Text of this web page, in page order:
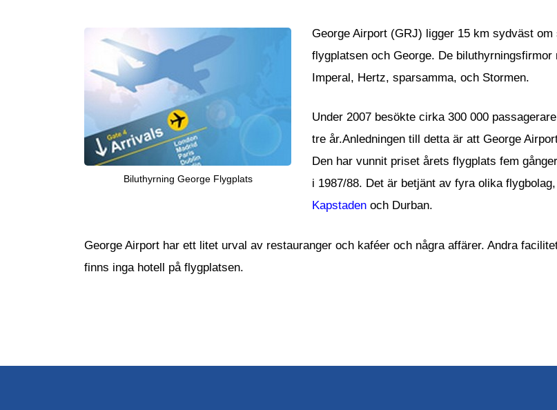
Biluthyrning George Flygplats
George Airport (GRJ) ligger 15 km sydväst om
flygplatsen och George. De
Imperal, Hertz, sparsamma, och Stormen.
Under 2007 besökte cirka 300 000
tre år.Anledningen till detta är att George
Den har vunnit priset årets flygplats fem
i 1987/88. Det är betjänt av fyra olika
Kapstaden och Durban.
George Airport har ett litet urval av restauranger och kaféer och några affärer. Andra
finns inga hotell på flygplatsen.